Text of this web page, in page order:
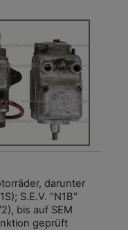
darunter
S.E.V. "N1B"
bis auf SEM
geprüft